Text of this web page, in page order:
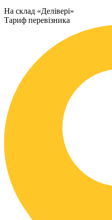
На склад «Делівері»
Тариф перевізника